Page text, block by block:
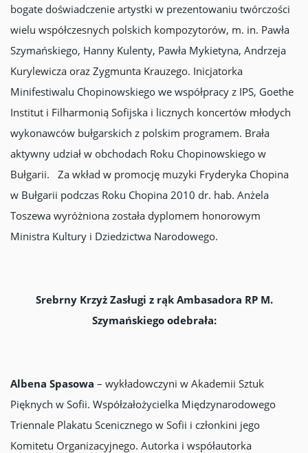
bogate doświadczenie artystki w prezentowaniu twórczości
wielu współczesnych polskich kompozytorów, m. in. Pawła
Szymańskiego, Hanny Kulenty, Pawła Mykietyna, Andrzeja
Kurylewicza oraz Zygmunta Krauzego. Inicjatorka
Minifestiwalu Chopinowskiego we współpracy z IPS, Goethe
Institut i Filharmonią Sofijska i licznych koncertów młodych
wykonawców bułgarskich z polskim programem. Brała
aktywny udział w obchodach Roku Chopinowskiego w
Bułgarii. Za wkład w promocję muzyki Fryderyka Chopina
w Bułgarii podczas Roku Chopina 2010 dr. hab. Anżela
Toszewa wyróżniona została dyplomem honorowym
Ministra Kultury i Dziedzictwa Narodowego.
Srebrny Krzyż Zasługi z rąk Ambasadora RP M.
Szymańskiego odebrała:
Albena Spasowa – wykładowczyni w Akademii Sztuk
Pięknych w Sofii. Współzałożycielka Międzynarodowego
Triennale Plakatu Scenicznego w Sofii i członkini jego
Komitetu Organizacyjnego. Autorka i współautorka